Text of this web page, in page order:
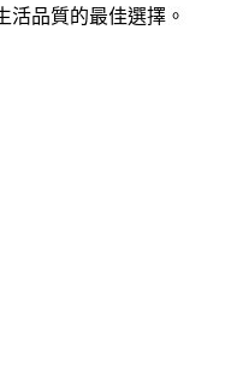
品質的最佳選擇。